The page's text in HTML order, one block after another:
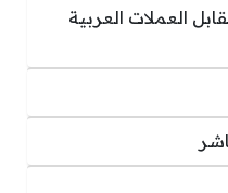
العملات العربية